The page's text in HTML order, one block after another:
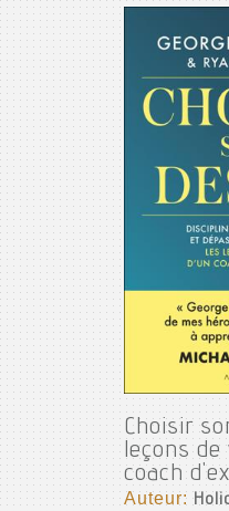
Choisir
leçons de
coach
Auteur: